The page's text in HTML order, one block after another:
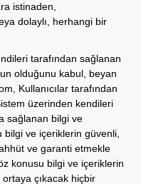
istinaden,
dolaylı, herhangi bir
tarafından sağlanan
olduğunu kabul, beyan
, Kullanıcılar tarafından
üzerinden kendileri
sağlanan bilgi ve
ve içeriklerin güvenli,
ve garanti etmekle
konusu bilgi ve içeriklerin
ortaya çıkacak hiçbir